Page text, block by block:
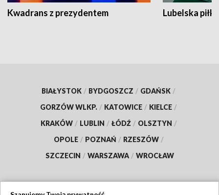
Kwadrans z prezydentem Lubelska piłka
BIAŁYSTOK / BYDGOSZCZ / GDAŃSK /
GORZÓW WLKP. / KATOWICE / KIELCE /
KRAKÓW / LUBLIN / ŁÓDŹ / OLSZTYN /
OPOLE / POZNAŃ / RZESZÓW /
SZCZECIN / WARSZAWA / WROCŁAW